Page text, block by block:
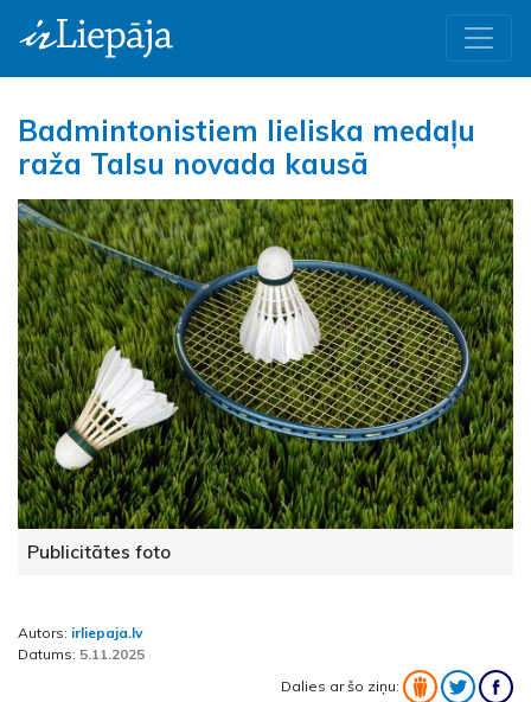
Badmintonistiem lieliska medaļu
raža Talsu novada kausā
Publicitātes foto
Autors: irliepaja.lv
Datums: 5.11.2025
Dalies ar šo ziņu: